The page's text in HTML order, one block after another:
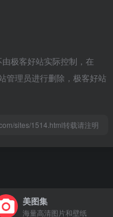
极客好站实际控制，在
管理员进行删除，极客好站
sites/1514.html转载请注明
美图集
海量高清图片和壁纸